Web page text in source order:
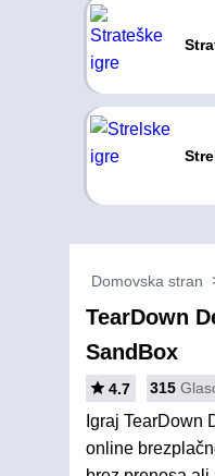
Domovska stran
TearDown
SandBox
4.7 315
Igraj TearDown
online